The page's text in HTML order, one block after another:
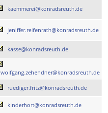
kaemmerei@konradsreuth.de
jeniffer.reifenrath@konradsreuth.de
kasse@konradsreuth.de
wolfgang.zehendner@konradsreuth.de
ruediger.fritz@konradsreuth.de
kinderhort@konradsreuth.de